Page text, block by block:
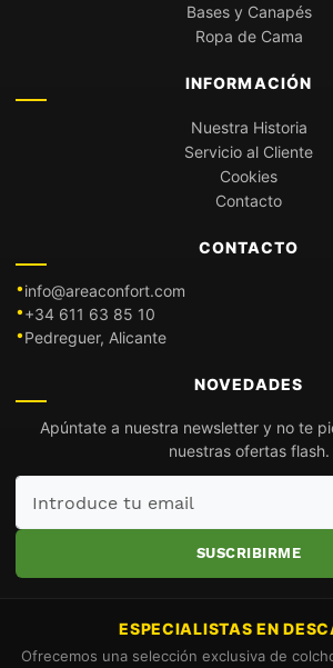
Bases y Canapés
Ropa de Cama
INFORMACIÓN
Nuestra Historia
Servicio al Cliente
Cookies
Contacto
CONTACTO
info@areaconfort.com
+34 611 63 85 10
Pedreguer, Alicante
NOVEDADES
Apúntate a nuestra newsletter y no te
nuestras ofertas flash.
Introduce
email
SUSCRIBIRME
ESPECIALISTAS EN
Ofrecemos una selección exclusiva de